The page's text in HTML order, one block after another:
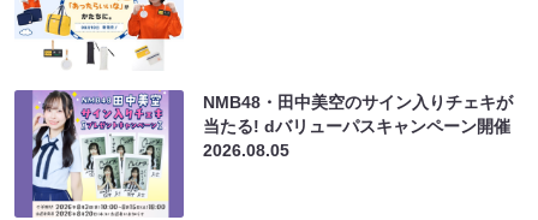
NMB48・田中美空のサイン入りチェキが
当たる! dバリューパスキャンペーン開催
2026.08.05